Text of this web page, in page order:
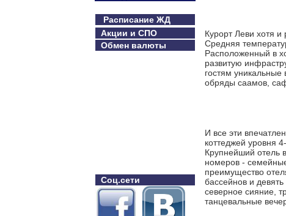
Расписание ЖД
Акции и СПО
Обмен валюты
Соц.сети
Курорт Леви хотя
Средняя
Расположенный в
развитую
гостям уникальные
обряды саамов,
И все эти
коттеджей уровня
Крупнейший отель
номеров -
преимущество
бассейнов и
северное сияние,
танцевальные